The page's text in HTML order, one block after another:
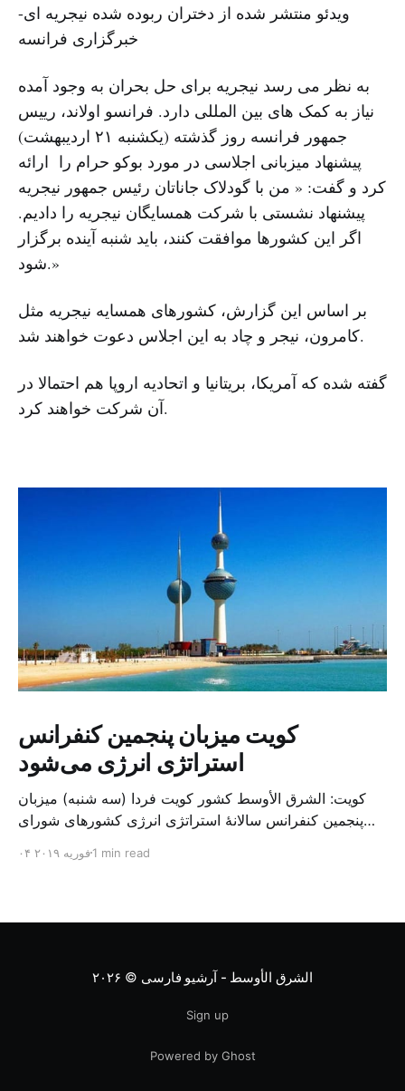
ویدئو منتشر شده از دختران ربوده شده نیجریه ای-
خبرگزاری فرانسه
به نظر می رسد نیجریه برای حل بحران به وجود آمده
نیاز به کمک های بین المللی دارد. فرانسو اولاند، رییس
جمهور فرانسه روز گذشته (یکشنبه ۲۱ اردیبهشت)
پیشنهاد میزبانی اجلاسی در مورد بوکو حرام را ارائه
کرد و گفت: « من با گودلاک جاناتان رئیس جمهور نیجریه
پیشنهاد نشستی با شرکت همسایگان نیجریه را دادیم.
اگر این کشورها موافقت کنند، باید شنبه آینده برگزار
شود.»
بر اساس این گزارش، کشورهای همسایه نیجریه مثل
کامرون، نیجر و چاد به این اجلاس دعوت خواهند شد.
گفته شده که آمریکا، بریتانیا و اتحادیه اروپا هم احتمالا در
آن شرکت خواهند کرد.
کویت میزبان پنجمین کنفرانس
استراتژی انرژی می‌شود
کویت: الشرق الأوسط کشور کویت فردا (سه شنبه) میزبان
پنجمین کنفرانس سالانهٔ استراتژی انرژی کشورهای شورای
متخصص از شرکت‌های جهانی نفت و گاز در این کنفرانس
۰۴ فوریه ۲۰۱۹1 min read
الشرق الأوسط - آرشیو فارسی © ۲۰۲۶
Sign up
Powered by Ghost